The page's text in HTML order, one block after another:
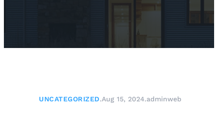
UNCATEGORIZED.Aug 15, 2024.adminweb